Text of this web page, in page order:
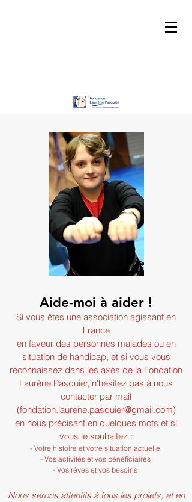
Aide-moi à aider !
Si vous êtes une association agissant en
France
en faveur des personnes malades ou en
situation de handicap, et si vous vous
reconnaissez dans les axes de la Fondation
Laurène Pasquier, n'hésitez pas à nous
contacter par mail
(fondation.laurene.pasquier@gmail.com)
en nous précisant en quelques mots et si
vous le souhaitez :
- Votre histoire et votre situation actuelle
- Vos activités et vos bénéficiaires
- Vos rêves et vos besoins
Nous serons attentifs à tous les projets, et en